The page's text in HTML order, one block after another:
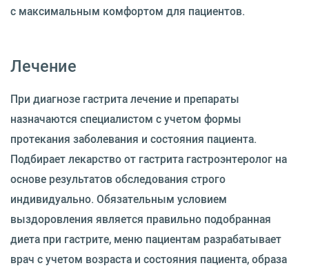
с максимальным комфортом для пациентов.
Лечение
При диагнозе гастрита лечение и препараты
назначаются специалистом с учетом формы
протекания заболевания и состояния пациента.
Подбирает лекарство от гастрита гастроэнтеролог на
основе результатов обследования строго
индивидуально. Обязательным условием
выздоровления является правильно подобранная
диета при гастрите, меню пациентам разрабатывает
врач с учетом возраста и состояния пациента, образа